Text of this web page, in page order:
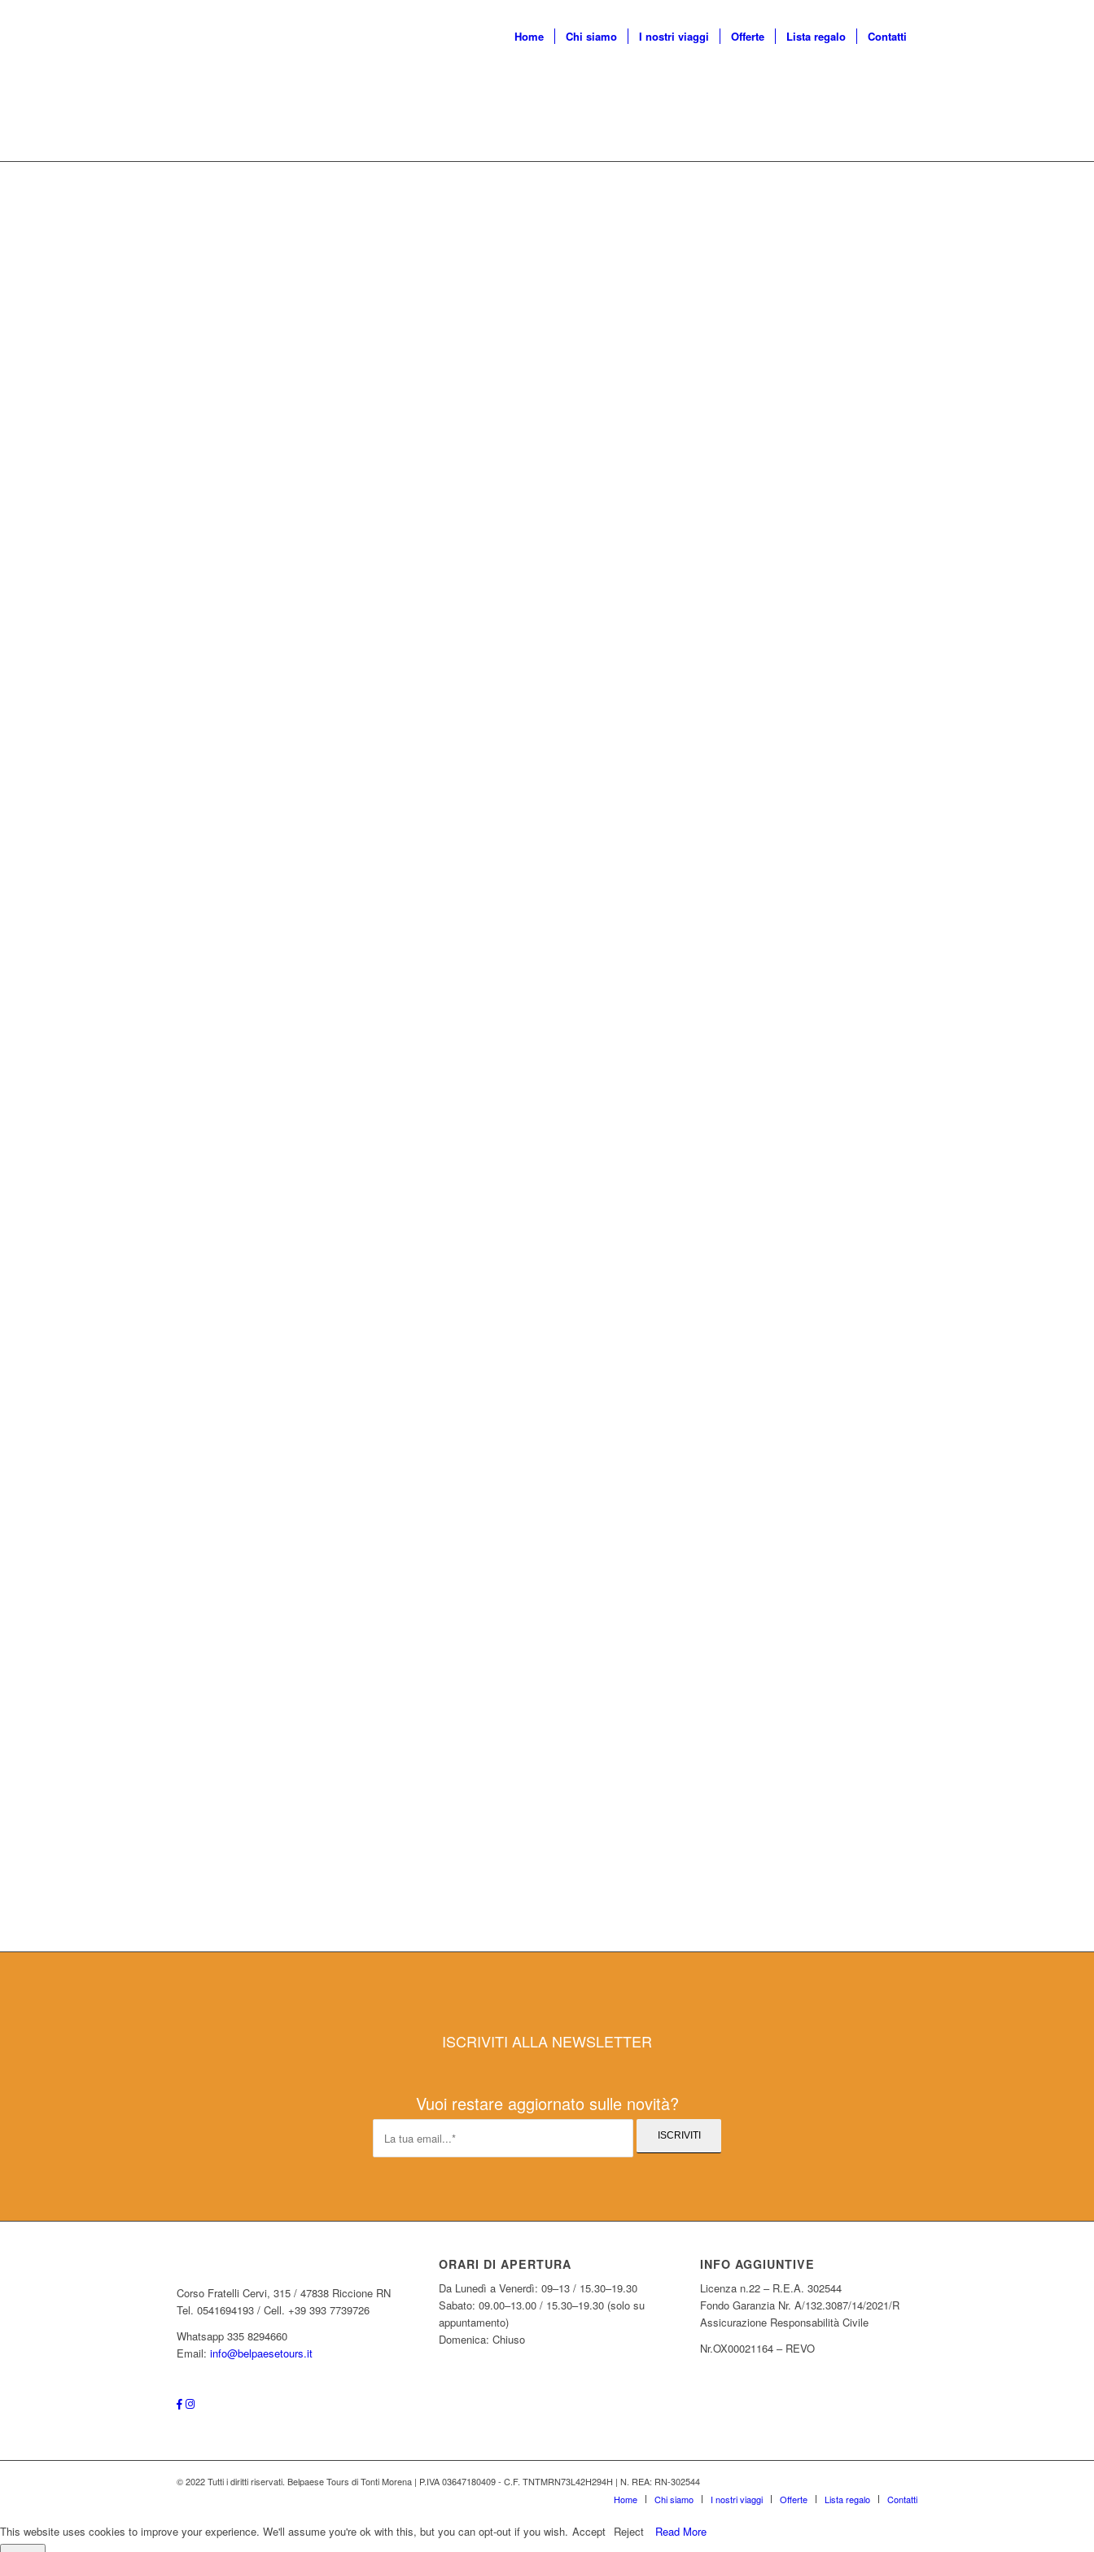
Home Chi siamo I nostri viaggi Offerte Lista regalo Contatti
Mare
ISCRIVITI ALLA NEWSLETTER
Vuoi restare aggiornato sulle novità?
Corso Fratelli Cervi, 315 / 47838 Riccione RN
Tel. 0541694193 / Cell. +39 393 7739726
Whatsapp 335 8294660
Email: info@belpaesetours.it
ORARI DI APERTURA
Da Lunedì a Venerdì: 09–13 / 15.30–19.30
Sabato: 09.00–13.00 / 15.30–19.30 (solo su
appuntamento)
Domenica: Chiuso
INFO AGGIUNTIVE
Licenza n.22 – R.E.A. 302544
Fondo Garanzia Nr. A/132.3087/14/2021/R
Assicurazione Responsabilità Civile
Nr.OX00021164 – REVO
© 2022 Tutti i diritti riservati. Belpaese Tours di Tonti Morena | P.IVA 03647180409 - C.F. TNTMRN73L42H294H | N. REA: RN-302544
Home
Chi siamo I nostri viaggi Offerte Lista regalo Contatti
This website uses cookies to improve your experience. We'll assume you're ok with this, but you can opt-out if you wish. Accept Reject Read More